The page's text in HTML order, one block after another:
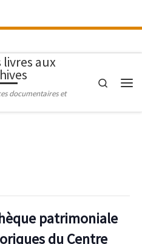
livres aux
documentaires et
Search
patrimoniale
du Centre